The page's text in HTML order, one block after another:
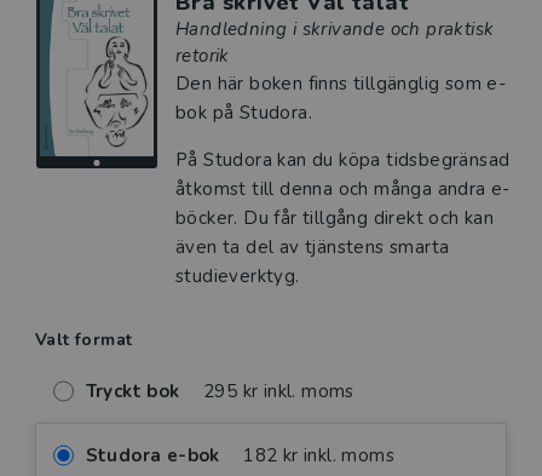
Handledning i skrivande och praktisk
retorik
Den här boken finns tillgänglig som e-
bok på Studora.
På Studora kan du köpa tidsbegränsad
åtkomst till denna och många andra e-
böcker. Du får tillgång direkt och kan
även ta del av tjänstens smarta
studieverktyg.
Valt format
Tryckt bok 295 kr inkl. moms
Studora e-bok 182 kr inkl. moms